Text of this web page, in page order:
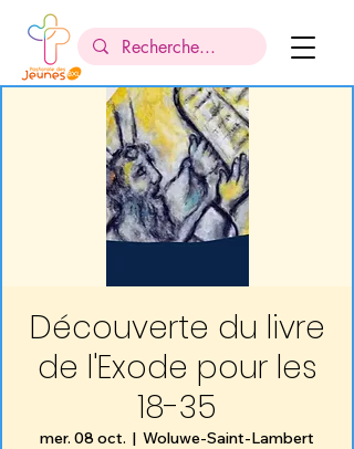
Découverte du livre
de l'Exode pour les
18-35
mer. 08 oct.
  |
Woluwe-Saint-Lambert